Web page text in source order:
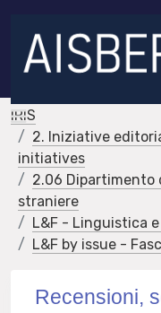
IRIS
2. Iniziative
initiatives
2.06
straniere
L&F - Linguistica
L&F by issue -
Recensioni,